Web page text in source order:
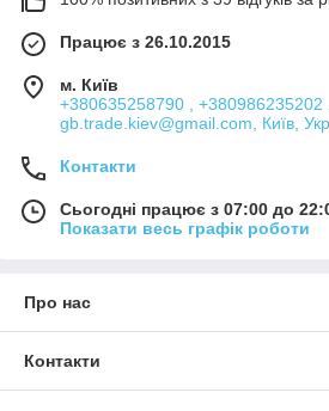
Працює з 26.10.2015
м. Київ
+380635258790 , +380986235202 ,
gb.trade.kiev@gmail.com, Київ,
Контакти
Сьогодні працює з 07:00 до
Показати весь графік роботи
Про нас
Контакти